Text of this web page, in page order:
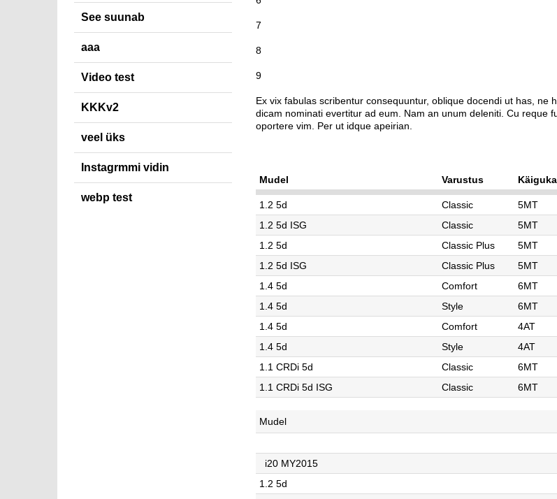
See suunab
aaa
Video test
KKKv2
veel üks
Instagrmmi vidin
webp test
7
8
9
Ex vix fabulas scribentur consequuntur, oblique docendi ut has, ne
dicam nominati evertitur ad eum. Nam an unum deleniti. Cu reque
oportere vim. Per ut idque apeirian.
Mudel Varustus
1.2 5d Classic 5MT
1.2 5d ISG
Classic 5MT
1.2 5d
Classic Plus 5MT
1.2 5d ISG
Classic Plus 5MT
1.4 5d
Comfort 6MT
1.4 5d
Style 6MT
1.4 5d
Comfort 4AT
1.4 5d
Style 4AT
1.1 CRDi 5d
Classic 6MT
1.1 CRDi 5d ISG
Classic 6MT
Mudel
i20 MY2015
1.2 5d